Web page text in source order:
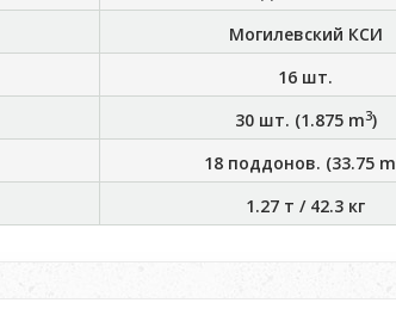
Могилевский КСИ
16 шт.
30шт. (1.875m3)
18поддонов. (33.75m
1.27 т / 42.3 кг